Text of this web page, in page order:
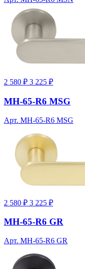
2 580 ₽ 3 225 ₽
MH-65-R6 MSG
Арт. MH-65-R6 MSG
2 580 ₽ 3 225 ₽
MH-65-R6 GR
Арт. MH-65-R6 GR